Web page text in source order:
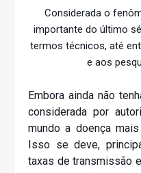
Considerada o
importante do último
termos técnicos, até
e aos
Embora ainda não
considerada por
mundo a doença
Isso se deve,
taxas de transmissão